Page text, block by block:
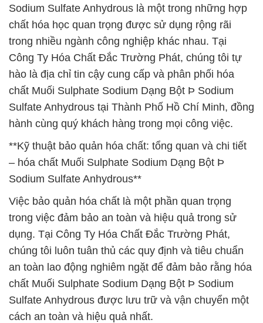
Sodium Sulfate Anhydrous là một trong những hợp
chất hóa học quan trọng được sử dụng rộng rãi
trong nhiều ngành công nghiệp khác nhau. Tại
Công Ty Hóa Chất Đắc Trường Phát, chúng tôi tự
hào là địa chỉ tin cậy cung cấp và phân phối hóa
chất Muối Sulphate Sodium Dạng Bột Þ Sodium
Sulfate Anhydrous tại Thành Phố Hồ Chí Minh, đồng
hành cùng quý khách hàng trong mọi công việc.
**Kỹ thuật bảo quản hóa chất: tổng quan và chi tiết
– hóa chất Muối Sulphate Sodium Dạng Bột Þ
Sodium Sulfate Anhydrous**
Việc bảo quản hóa chất là một phần quan trọng
trong việc đảm bảo an toàn và hiệu quả trong sử
dụng. Tại Công Ty Hóa Chất Đắc Trường Phát,
chúng tôi luôn tuân thủ các quy định và tiêu chuẩn
an toàn lao động nghiêm ngặt để đảm bảo rằng hóa
chất Muối Sulphate Sodium Dạng Bột Þ Sodium
Sulfate Anhydrous được lưu trữ và vận chuyển một
cách an toàn và hiệu quả nhất.